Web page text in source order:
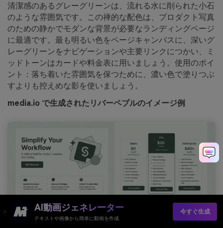
清潔感のあるグレーグリーンは、流れる水に削られた小石
のような雰囲気です。この禅的な配色は、プロダクト写真
のための静かでモダンな背景が必要なランディングページ
に最適です。最も明るい色をページキャンバスに、深いグ
レーグリーンをナビゲーションや主要リンクにつかい、ミ
ッドトーンはカードや料金表に用いましょう。使用のポイ
ント：落ち着いた雰囲気を保つために、濃い色で塗りつぶ
すよりも控えめな影を使いましょう。
media.io で生成されたリバーペブルのイメージ例
AI動画ジェネレーター
テキストや画像から簡単に動画を作成
今すぐ生成